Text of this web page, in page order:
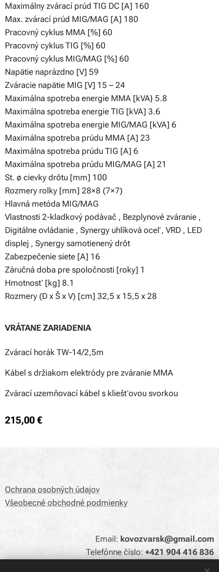
Maximálny zvárací prúd TIG DC [A] 160
Max. zvárací prúd MIG/MAG [A] 180
Pracovný cyklus MMA [%] 60
Pracovný cyklus TIG [%] 60
Pracovný cyklus MIG/MAG [%] 60
Napätie naprázdno [V] 59
Zváracie napätie MIG [V] 15 – 24
Maximálna spotreba energie MMA [kVA} 5.8
Maximálna spotreba energie TIG [kVA] 3.6
Maximálna spotreba energie MIG/MAG [kVA] 6
Maximálna spotreba prúdu MMA [A] 23
Maximálna spotreba prúdu TIG [A] 6
Maximálna spotreba prúdu MIG/MAG [A] 21
St. ø cievky drôtu [mm] 100
Rozmery rolky [mm] 28×8 (7×7)
Hlavná metóda MIG/MAG
Vlastnosti 2-kladkový podávač , Bezplynové zváranie ,
Digitálne ovládanie , Synergy uhlíková oceľ , VRD , LED
displej , Synergy samotienený drôt
Zabezpečenie siete [A] 16
Záručná doba pre spoločnosti [roky] 1
Hmotnosť [kg] 8.1
Rozmery (D x Š x V) [cm] 32,5 x 15,5 x 28
VRÁTANE ZARIADENIA
Zvárací horák TW-14/2,5m
Kábel s držiakom elektródy pre zváranie MMA
Zvárací uzemňovací kábel s kliešťovou svorkou
215,00 €
Ochrana osobných údajov
Všeobecné obchodné podmienky
Email: kovozvarsk@gmail.com
Telefónne číslo:+421 904 416 836